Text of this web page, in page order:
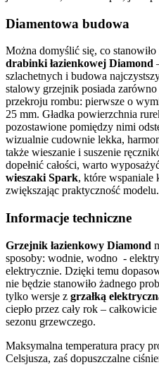
Diamentowa budowa
Można domyślić się, co
drabinki łazienkowej Diamond
szlachetnych i budowa
stalowy grzejnik posiada
przekroju rombu: pierwsze o
25 mm. Gładka powierzchnia
pozostawione pomiędzy nimi
wizualnie cudownie lekka,
także wieszanie i suszenie
dopełnić całości, warto
wieszaki Spark, które wspaniale
zwiększając praktyczność modelu.
Informacje techniczne
Grzejnik łazienkowy Diamond
sposoby: wodnie, wodno -
elektrycznie. Dzięki temu
nie będzie stanowiło żadnego
tylko wersje z grzałką
ciepło przez cały rok –
sezonu grzewczego.
Maksymalna temperatura pracy
Celsjusza, zaś dopuszczalne